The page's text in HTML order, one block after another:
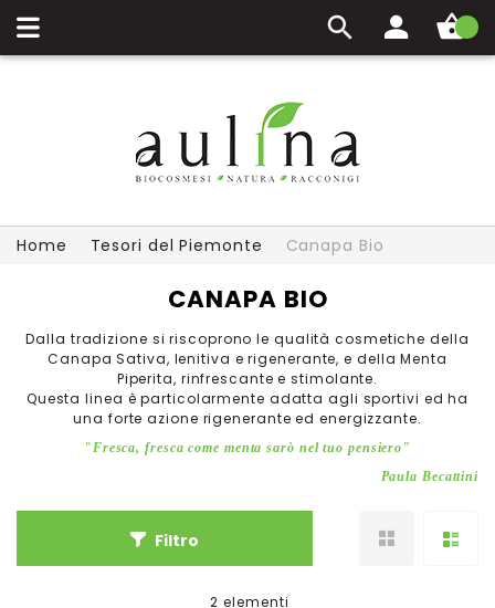
Carrello
Home Tesori del Piemonte Canapa Bio
CANAPA BIO
Dalla tradizione si riscoprono le qualità cosmetiche della
Canapa Sativa, lenitiva e rigenerante, e della Menta
Piperita, rinfrescante e stimolante.
Questa linea è particolarmente adatta agli sportivi ed ha
una forte azione rigenerante ed energizzante.
"Fresca, fresca come menta sarò nel tuo pensiero"
Paula Becattini
Filtro
2 elementi